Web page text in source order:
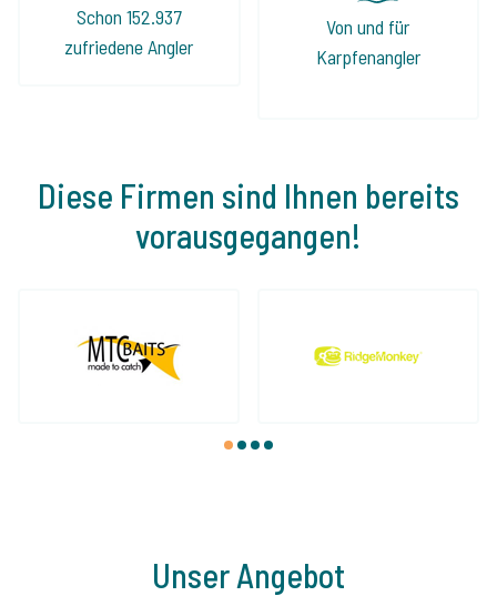
Schon 152.937
zufriedene Angler
Von und für
Karpfenangler
Diese Firmen sind Ihnen bereits
vorausgegangen!
1 2 3 4
Unser Angebot